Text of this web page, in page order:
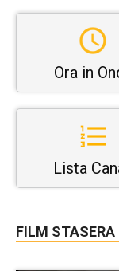
Ora in
Lista
FILM STASERA